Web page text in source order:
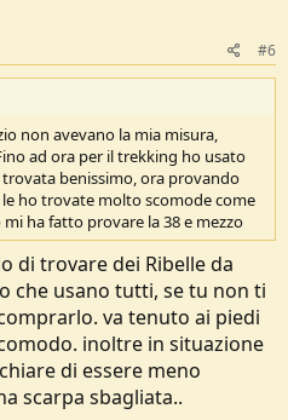
#6
non avevano la mia misura,
ad ora per il trekking ho usato
benissimo, ora provando
ho trovate molto scomode come
ha fatto provare la 38 e mezzo
di trovare dei Ribelle da
che usano tutti, se tu non ti
va tenuto ai piedi
inoltre in situazione
di essere meno
scarpa sbagliata..